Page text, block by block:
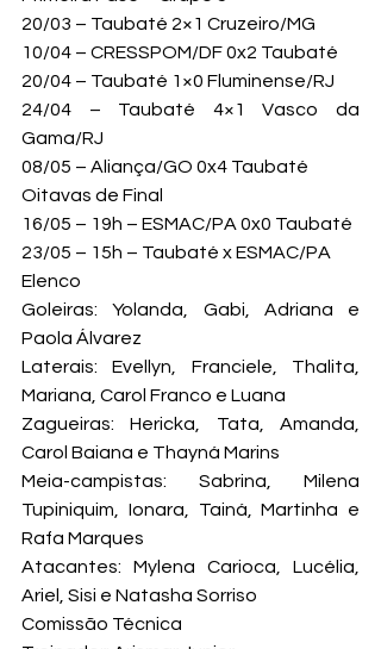
20/03 – Taubaté 2×1 Cruzeiro/MG
10/04 – CRESSPOM/DF 0x2 Taubaté
20/04 – Taubaté 1×0 Fluminense/RJ
24/04 – Taubaté 4×1 Vasco da
Gama/RJ
08/05 – Aliança/GO 0x4 Taubaté
Oitavas de Final
16/05 – 19h – ESMAC/PA 0x0 Taubaté
23/05 – 15h – Taubaté x ESMAC/PA
Elenco
Goleiras: Yolanda, Gabi, Adriana e
Paola Álvarez
Laterais: Evellyn, Franciele, Thalita,
Mariana, Carol Franco e Luana
Zagueiras: Hericka, Tata, Amanda,
Carol Baiana e Thayná Marins
Meia-campistas: Sabrina, Milena
Tupiniquim, Ionara, Tainá, Martinha e
Rafa Marques
Atacantes: Mylena Carioca, Lucélia,
Ariel, Sisi e Natasha Sorriso
Comissão Técnica